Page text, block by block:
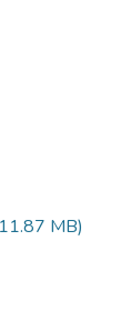
MB)